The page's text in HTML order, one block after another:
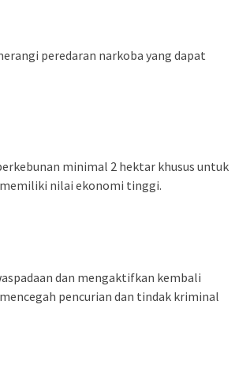
peredaran narkoba yang dapat
minimal 2 hektar khusus untuk
nilai ekonomi tinggi.
dan mengaktifkan kembali
pencurian dan tindak kriminal